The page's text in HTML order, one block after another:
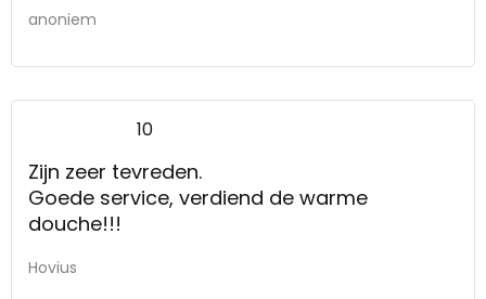
anoniem
10
Zijn zeer tevreden.
Goede service, verdiend de warme
douche!!!
Hovius